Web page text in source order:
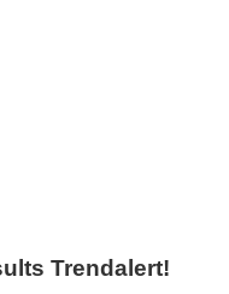
Trendalert!